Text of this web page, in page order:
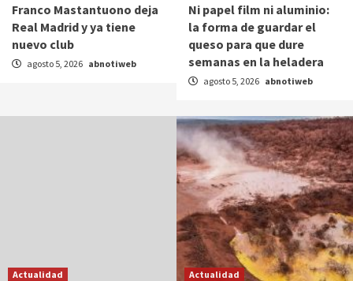
Franco Mastantuono deja
Real Madrid y ya tiene
nuevo club
agosto 5, 2026 abnotiweb
Ni papel film ni aluminio:
la forma de guardar el
queso para que dure
semanas en la heladera
agosto 5, 2026 abnotiweb
Actualidad Actualidad